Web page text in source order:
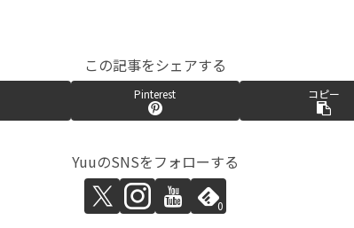
この記事をシェアする
Pinterest コピー
YuuのSNSをフォローする
0